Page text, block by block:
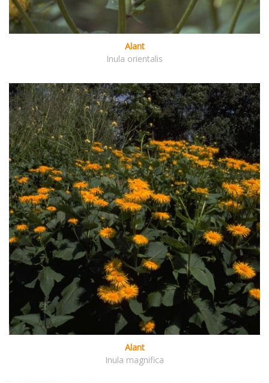
Alant
Inula orientalis
Alant
Inula magnifica